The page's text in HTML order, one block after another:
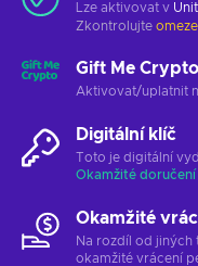
Lze aktivovat v
Zkontrolujte
Gift Me Crypto
Aktivovat/uplatnit
Digitální klíč
Toto je digitální
Okamžité doručení
Okamžité
Na rozdíl od jiných
okamžité vrácení